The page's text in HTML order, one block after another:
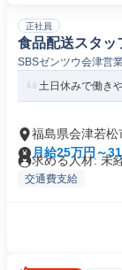
正社員
食品配送スタッ
SBSゼンツウ会津営
土日休みで働き
福島県会津若松
月給25万円～
求める人材: 未
交通費支給